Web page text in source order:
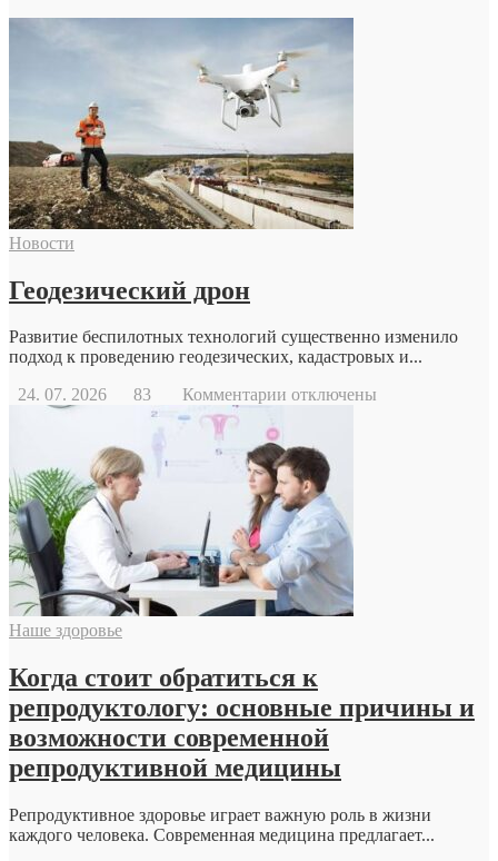
Новости
Геодезический дрон
Развитие беспилотных технологий существенно изменило
подход к проведению геодезических, кадастровых и...
24. 07. 2026
83 Комментарии к
дрон
отключены
Наше здоровье
Когда стоит обратиться к
репродуктологу: основные причины и
возможности современной
репродуктивной медицины
Репродуктивное здоровье играет важную роль в жизни
каждого человека. Современная медицина предлагает...